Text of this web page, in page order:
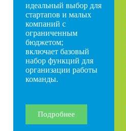
идеальный выбор для
стартапов и малых
компаний с
ограниченным
бюджетом;
включает базовый
набор функций для
организации работы
команды.
Подробнее